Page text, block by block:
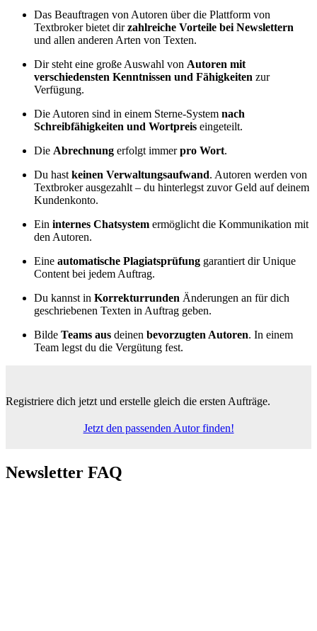
Das Beauftragen von Autoren über die Plattform von
Textbroker bietet dirzahlreiche Vorteile bei Newslettern
und allen anderen Arten von Texten.
Dir steht eine große Auswahl von Autoren mit
verschiedensten Kenntnissen und Fähigkeiten zur
Verfügung.
Die Autoren sind in einem Sterne-System nach
Schreibfähigkeiten und Wortpreis eingeteilt.
Die Abrechnung erfolgt immerpro Wort.
Du hast keinen Verwaltungsaufwand. Autoren werden von
Textbroker ausgezahlt – du hinterlegst zuvor Geld auf deinem
Kundenkonto.
Ein internes Chatsystem ermöglicht die Kommunikation mit
den Autoren.
Eine automatische Plagiatsprüfung garantiert dir Unique
Content bei jedem Auftrag.
Du kannst in Korrekturrunden Änderungen an für dich
geschriebenen Texten in Auftrag geben.
Bilde Teams aus deinen bevorzugten Autoren. In einem
Team legst du die Vergütung fest.
Registriere dich jetzt und erstelle gleich die ersten Aufträge.
Jetzt den passenden Autor finden!
Newsletter FAQ